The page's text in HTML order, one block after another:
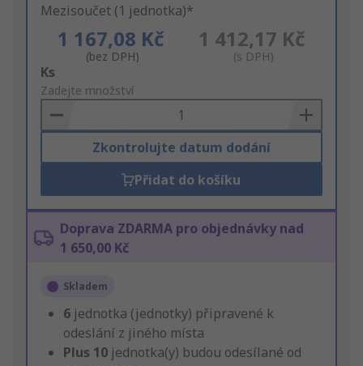
Mezisoučet (1 jednotka)*
1 167,08 Kč
(bez DPH)
1 412,17 Kč
(s DPH)
Add
to
Basket
Ks
Zadejte množství
Zkontrolujte datum dodání
Přidat do košíku
Doprava ZDARMA pro objednávky nad
1 650,00 Kč
Skladem
6 jednotka (jednotky) připravené k
odeslání z jiného místa
Plus 10 jednotka(y) budou odesílané od